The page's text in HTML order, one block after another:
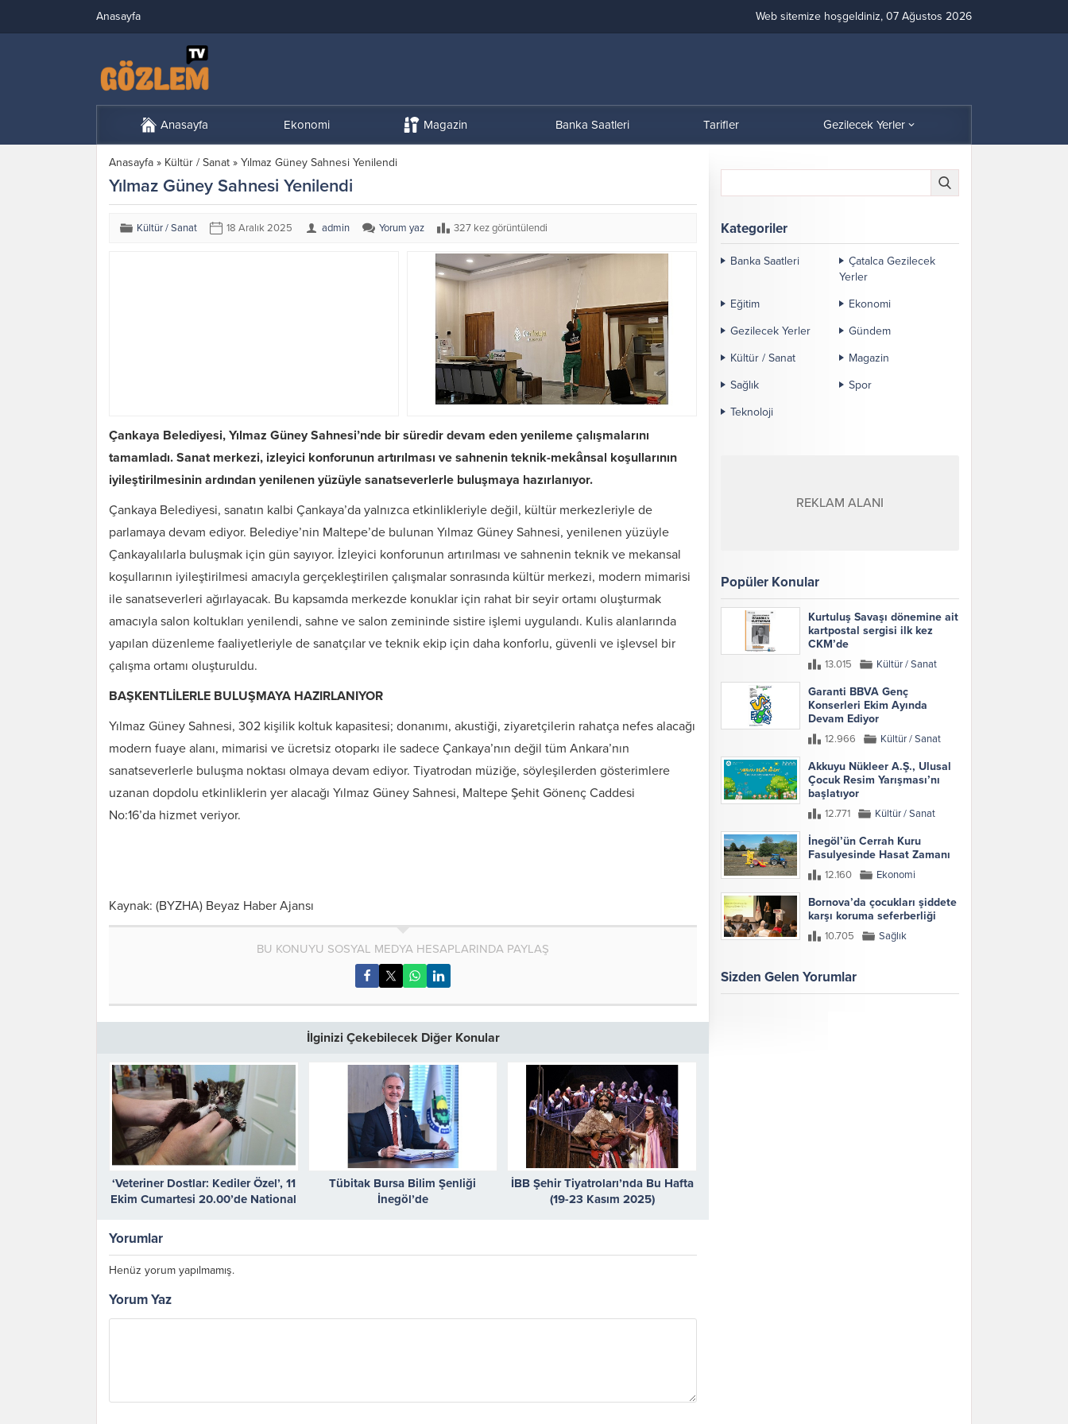
Anasayfa Web sitemize hoşgeldiniz, 07 Ağustos 2026
Anasayfa Ekonomi Magazin Banka Saatleri Tarifler Gezilecek Yerler
Anasayfa » Kültür / Sanat » Yılmaz Güney Sahnesi Yenilendi
Yılmaz Güney Sahnesi Yenilendi
Kültür / Sanat 18 Aralık 2025 admin Yorum yaz 327 kez görüntülendi
Çankaya Belediyesi, Yılmaz Güney Sahnesi’nde bir süredir devam eden yenileme çalışmalarını
tamamladı. Sanat merkezi, izleyici konforunun artırılması ve sahnenin teknik-mekânsal koşullarının
iyileştirilmesinin ardından yenilenen yüzüyle sanatseverlerle buluşmaya hazırlanıyor.
Çankaya Belediyesi, sanatın kalbi Çankaya’da yalnızca etkinlikleriyle değil, kültür merkezleriyle de
parlamaya devam ediyor. Belediye’nin Maltepe’de bulunan Yılmaz Güney Sahnesi, yenilenen yüzüyle
Çankayalılarla buluşmak için gün sayıyor. İzleyici konforunun artırılması ve sahnenin teknik ve mekansal
koşullarının iyileştirilmesi amacıyla gerçekleştirilen çalışmalar sonrasında kültür merkezi, modern mimarisi
ile sanatseverleri ağırlayacak. Bu kapsamda merkezde konuklar için rahat bir seyir ortamı oluşturmak
amacıyla salon koltukları yenilendi, sahne ve salon zemininde sistire işlemi uygulandı. Kulis alanlarında
yapılan düzenleme faaliyetleriyle de sanatçılar ve teknik ekip için daha konforlu, güvenli ve işlevsel bir
çalışma ortamı oluşturuldu.
BAŞKENTLİLERLE BULUŞMAYA HAZIRLANIYOR
Yılmaz Güney Sahnesi, 302 kişilik koltuk kapasitesi; donanımı, akustiği, ziyaretçilerin rahatça nefes alacağı
modern fuaye alanı, mimarisi ve ücretsiz otoparkı ile sadece Çankaya’nın değil tüm Ankara’nın
sanatseverlerle buluşma noktası olmaya devam ediyor. Tiyatrodan müziğe, söyleşilerden gösterimlere
uzanan dopdolu etkinliklerin yer alacağı Yılmaz Güney Sahnesi, Maltepe Şehit Gönenç Caddesi
No:16’da hizmet veriyor.
Kaynak: (BYZHA) Beyaz Haber Ajansı
BU KONUYU SOSYAL MEDYA HESAPLARINDA PAYLAŞ
İlginizi Çekebilecek Diğer Konular
‘Veteriner Dostlar: Kediler Özel’, 11
Ekim Cumartesi 20.00’de National
İzleyicilerle Buluşuyor!
Tübitak Bursa Bilim Şenliği
İnegöl’de
İBB Şehir Tiyatroları’nda Bu Hafta
(19-23 Kasım 2025)
Yorumlar
Henüz yorum yapılmamış.
Yorum Yaz
Kategoriler
Banka Saatleri
Çatalca Gezilecek
Yerler
Eğitim
Ekonomi
Gezilecek Yerler
Gündem
Kültür / Sanat
Magazin
Sağlık
Spor
Teknoloji
REKLAM ALANI
Popüler Konular
Kurtuluş Savaşı dönemine ait
kartpostal sergisi ilk kez
CKM’de
13.015 Kültür / Sanat
Garanti BBVA Genç
Konserleri Ekim Ayında
Devam Ediyor
12.966 Kültür / Sanat
Akkuyu Nükleer A.Ş., Ulusal
Çocuk Resim Yarışması’nı
başlatıyor
12.771 Kültür / Sanat
İnegöl’ün Cerrah Kuru
Fasulyesinde Hasat Zamanı
12.160 Ekonomi
Bornova’da çocukları şiddete
karşı koruma seferberliği
10.705 Sağlık
Sizden Gelen Yorumlar